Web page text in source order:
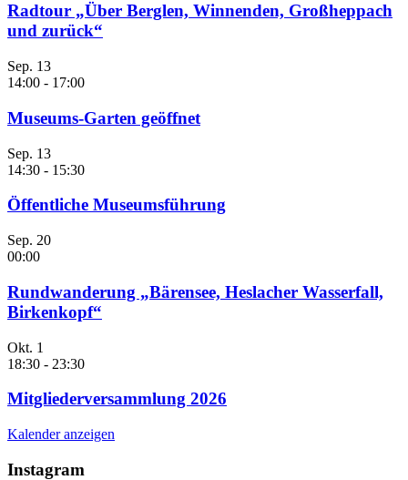
Radtour „Über Berglen, Winnenden, Großheppach
und zurück“
Sep. 13
14:00 - 17:00
Museums-Garten geöffnet
Sep. 13
14:30 - 15:30
Öffentliche Museumsführung
Sep. 20
00:00
Rundwanderung „Bärensee, Heslacher Wasserfall,
Birkenkopf“
Okt. 1
18:30 - 23:30
Mitgliederversammlung 2026
Kalender anzeigen
Instagram